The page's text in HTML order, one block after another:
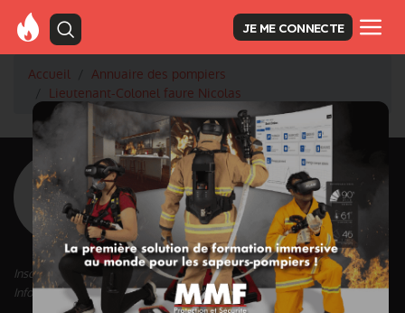
JE ME CONNECTE
Accueil
Annuaire des pompiers
Lieutenant-Colonel faure Nicolas
<Retour à la liste des pompiers
faure Nicolas
Grade : Lieutenant-Colonel
Inscrit depuis le 28/09/2020 à 16:43
Informations mises à jour le 17/07/2023 à 18:30